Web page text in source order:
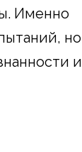
Именно
но
и